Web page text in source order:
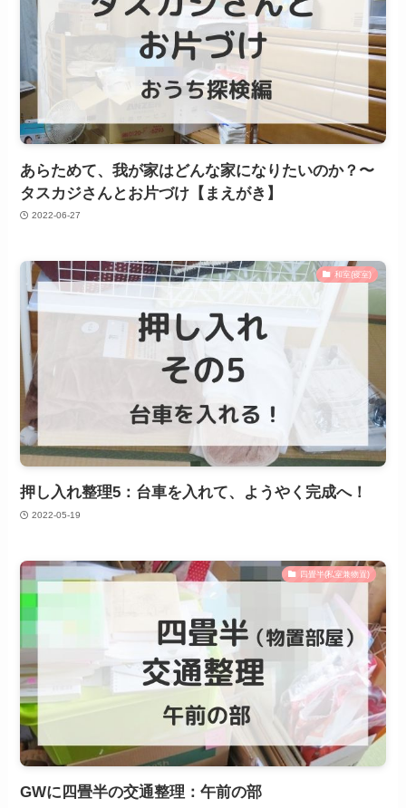
あらためて、我が家はどんな家になりたいのか？〜
タスカジさんとお片づけ【まえがき】
2022-06-27
和室(寝室)
押し入れ整理5：台車を入れて、ようやく完成へ！
2022-05-19
四畳半(私室兼物置)
GWに四畳半の交通整理：午前の部